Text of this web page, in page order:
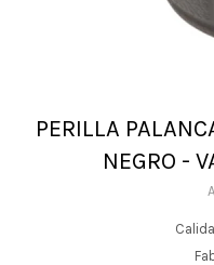
PERILLA
NEGRO -